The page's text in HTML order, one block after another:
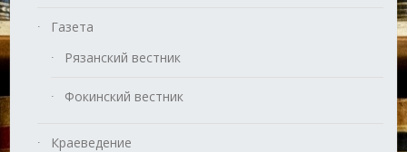
Газета
Рязанский вестник
Фокинский вестник
Краеведение